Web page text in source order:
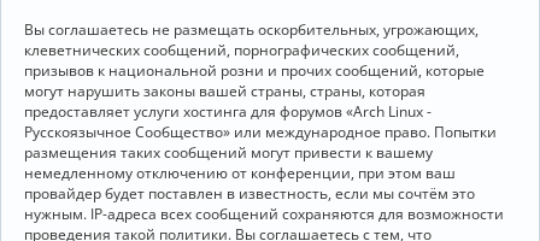
Вы соглашаетесь не размещать оскорбительных, угрожающих,
клеветнических сообщений, порнографических сообщений,
призывов к национальной розни и прочих сообщений, которые
могут нарушить законы вашей страны, страны, которая
предоставляет услуги хостинга для форумов «Arch Linux -
Русскоязычное Сообщество» или международное право. Попытки
размещения таких сообщений могут привести к вашему
немедленному отключению от конференции, при этом ваш
провайдер будет поставлен в известность, если мы сочтём это
нужным. IP-адреса всех сообщений сохраняются для возможности
проведения такой политики. Вы соглашаетесь с тем, что